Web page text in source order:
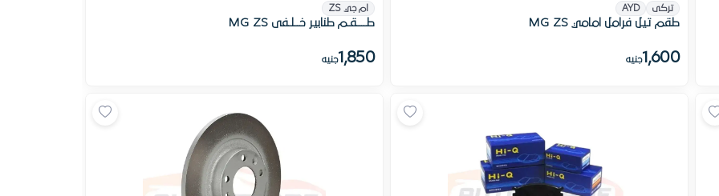
تركى AYD
طقم تيل فرامل امامي MG ZS
1,600جنيه
ام جي ZS
طــــقـم طنابير خــلـفى MG ZS
1,850جنيه